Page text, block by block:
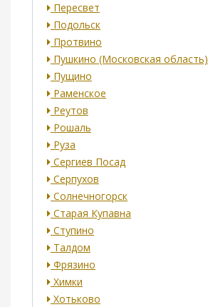
Пересвет
Подольск
Протвино
Пушкино (Московская область)
Пущино
Раменское
Реутов
Рошаль
Руза
Сергиев Посад
Серпухов
Солнечногорск
Старая Купавна
Ступино
Талдом
Фрязино
Химки
Хотьково